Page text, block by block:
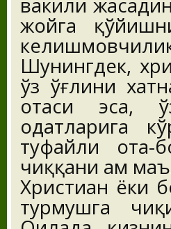
жойга
Шунингдек,
ўз ўғлини
отаси эса,
одатларига
туфайли ота-
чиққани ҳам
Христиан ёки
турмушга